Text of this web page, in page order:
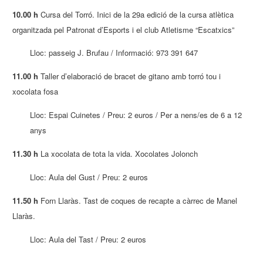
10.00 h Cursa del Torró. Inici de la 29a edició de la cursa atlètica
organitzada pel Patronat d’Esports i el club Atletisme “Escatxics”
Lloc: passeig J. Brufau / Informació: 973 391 647
11.00 h Taller d’elaboració de bracet de gitano amb torró tou i
xocolata fosa
Lloc: Espai Cuinetes / Preu: 2 euros / Per a nens/es de 6 a 12
anys
11.30 h La xocolata de tota la vida. Xocolates Jolonch
Lloc: Aula del Gust / Preu: 2 euros
11.50 h Forn Llaràs. Tast de coques de recapte a càrrec de Manel
Llaràs.
Lloc: Aula del Tast / Preu: 2 euros